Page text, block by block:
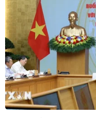
09/08/2026 13:13
Tổng Bí thư, Chủ
bắt đầu thăm cấp
09/08/2026 12:05